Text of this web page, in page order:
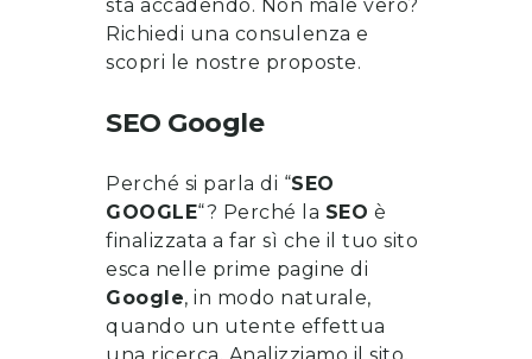
sta accadendo. Non male vero?
Richiedi una consulenza e
scopri le nostre proposte.
SEO Google
Perché si parla di “SEO
GOOGLE“? Perché la SEO è
finalizzata a far sì che il tuo sito
esca nelle prime pagine di
Google, in modo naturale,
quando un utente effettua